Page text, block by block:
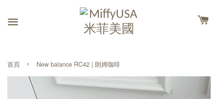
首頁 › New balance RC42 | 朗姆咖啡